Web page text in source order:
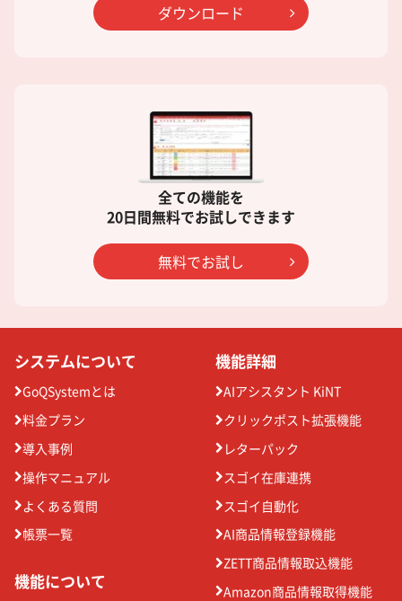
ダウンロード
全ての機能を
20日間無料でお試しできます
無料でお試し
システムについて
GoQSystemとは
料金プラン
導入事例
操作マニュアル
よくある質問
帳票一覧
機能について
機能詳細
AIアシスタント KiNT
クリックポスト拡張機能
レターパック
スゴイ在庫連携
スゴイ自動化
AI商品情報登録機能
ZETT商品情報取込機能
Amazon商品情報取得機能